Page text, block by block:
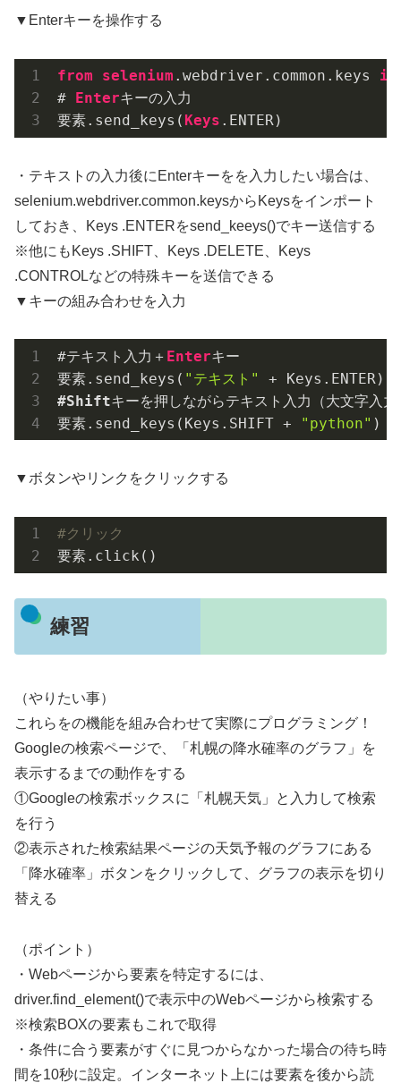
▼Enterキーを操作する
from selenium .webdriver .common .keys
#
Enterキーの入力
要素.send_keys ( Keys .ENTER)
・テキストの入力後にEnterキーをを入力したい場合は、
selenium.webdriver.common.keysからKeysをインポート
しておき、Keys .ENTERをsend_keeys()でキー送信する
※他にもKeys .SHIFT、Keys .DELETE、Keys
.CONTROLなどの特殊キーを送信できる
▼キーの組み合わせを入力
#テキスト入力＋ Enterキー
要素.send_keys ( "テキスト"
#Shiftキーを押しながらテキスト入力（大文字入力
要素.send_keys (Keys.SHIFT + "python" )
▼ボタンやリンクをクリックする
#クリック
要素.click()
練習
（やりたい事）
これらをの機能を組み合わせて実際にプログラミング！
Googleの検索ページで、「札幌の降水確率のグラフ」を
表示するまでの動作をする
①Googleの検索ボックスに「札幌天気」と入力して検索
を行う
②表示された検索結果ページの天気予報のグラフにある
「降水確率」ボタンをクリックして、グラフの表示を切り
替える
（ポイント）
・Webページから要素を特定するには、
driver.find_element()で表示中のWebページから検索する
※検索BOXの要素もこれで取得
・条件に合う要素がすぐに見つからなかった場合の待ち時
間を10秒に設定。インターネット上には要素を後から読